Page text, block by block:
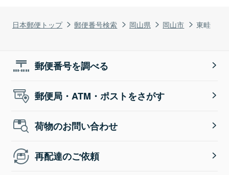
日本郵便トップ 郵便番号検索 岡山県 岡山市 東畦
郵便番号を調べる
郵便局・ATM・ポストをさがす
荷物のお問い合わせ
再配達のご依頼